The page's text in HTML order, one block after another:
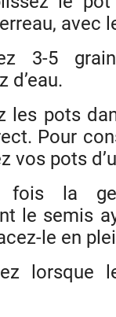
avec
3-5
d’eau.
les pots
Pour
vos pots
la
le semis
le en
lorsque